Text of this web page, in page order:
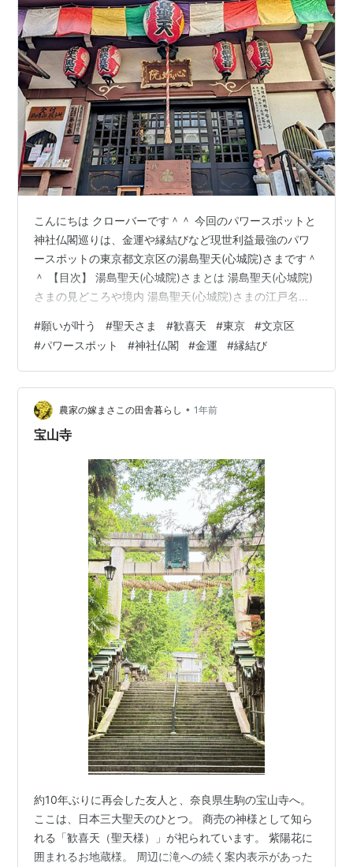
こんにちは クローバーです＾＾ 今回のパワースポットと
神社仏閣巡りは、金運や縁結びなど現世利益最強のパワ
ースポットの東京都文京区の湯島聖天(心城院)さまです＾
＾ 【目次】 湯島聖天(心城院)さまとは 湯島聖天(心城院)
さまの見どころや境内 湯島聖天(心城院)さまの江戸名水
聖天(心城院)さまとは 「湯島○○」と言えば、やはり合
格祈願で受験シーズンに多くの受験生さんが参拝や祈願
に訪れる「学問の神さま」で知られる雷公の菅原道真公
をお祀りしています「湯島天満宮さん」ではないでしょ
うか？ 湯島天満宮さんは「湯島天神」として多くの人に
崇敬されている…
#願いが叶う #聖天さま #歓喜天 #東京 #文京区
#パワースポット #神社仏閣 #金運 #縁結び
農家の嫁まさこの田舎暮らし • 1年前
宝山寺
約10年ぶりに再会した友人と、奈良県生駒の宝山寺へ。
ここは、日本三大聖天のひとつ。 商売の神様として知ら
れる「歓喜天（聖天様）」が祀られています。 紫陽花に
囲まれるお地蔵様。 周辺に滝への続く案内表示があった